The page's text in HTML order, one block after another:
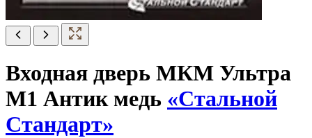
Входная дверь МКМ Ультра
М1 Антик медь «Стальной
Стандарт»